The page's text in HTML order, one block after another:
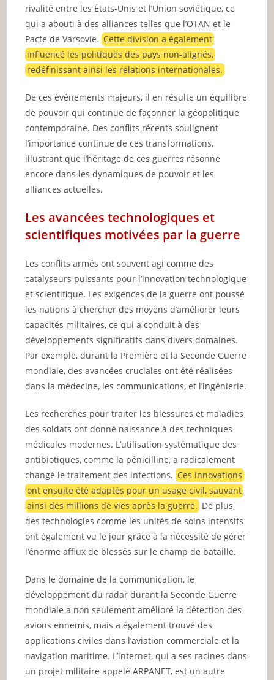
rivalité entre les États-Unis et l’Union soviétique, ce
qui a abouti à des alliances telles que l’OTAN et le
Pacte de Varsovie.Cette division a également
influencé les politiques des pays non-alignés,
redéfinissant ainsi les relations internationales.
De ces événements majeurs, il en résulte un équilibre
de pouvoir qui continue de façonner la géopolitique
contemporaine. Des conflits récents soulignent
l’importance continue de ces transformations,
illustrant que l’héritage de ces guerres résonne
encore dans les dynamiques de pouvoir et les
alliances actuelles.
Les avancées technologiques et
scientifiques motivées par la guerre
Les conflits armés ont souvent agi comme des
catalyseurs puissants pour l’innovation technologique
et scientifique. Les exigences de la guerre ont poussé
les nations à chercher des moyens d’améliorer leurs
capacités militaires, ce qui a conduit à des
développements significatifs dans divers domaines.
Par exemple, durant la Première et la Seconde Guerre
mondiale, des avancées cruciales ont été réalisées
dans la médecine, les communications, et l’ingénierie.
Les recherches pour traiter les blessures et maladies
des soldats ont donné naissance à des techniques
médicales modernes. L’utilisation systématique des
antibiotiques, comme la pénicilline, a radicalement
changé le traitement des infections.Ces innovations
ont ensuite été adaptés pour un usage civil, sauvant
ainsi des millions de vies après la guerre. De plus,
des technologies comme les unités de soins intensifs
ont également vu le jour grâce à la nécessité de gérer
l’énorme afflux de blessés sur le champ de bataille.
Dans le domaine de la communication, le
développement du radar durant la Seconde Guerre
mondiale a non seulement amélioré la détection des
avions ennemis, mais a également trouvé des
applications civiles dans l’aviation commerciale et la
navigation maritime. L’internet, qui a ses racines dans
un projet militaire appelé ARPANET, est un autre